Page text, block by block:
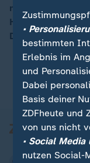
noch vor dem
Details.
•
bestimmten
Erlebnis im
und
Dabei
Basis deiner
ZDFheute und
von uns nicht
• Social
nutzen Social-